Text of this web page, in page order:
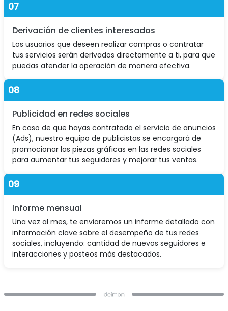
07
Derivación de clientes interesados
Los usuarios que deseen realizar compras o contratar
tus servicios serán derivados directamente a ti, para que
puedas atender la operación de manera efectiva.
08
Publicidad en redes sociales
En caso de que hayas contratado el servicio de anuncios
(Ads), nuestro equipo de publicistas se encargará de
promocionar las piezas gráficas en las redes sociales
para aumentar tus seguidores y mejorar tus ventas.
09
Informe mensual
Una vez al mes, te enviaremos un informe detallado con
información clave sobre el desempeño de tus redes
sociales, incluyendo: cantidad de nuevos seguidores e
interacciones y posteos más destacados.